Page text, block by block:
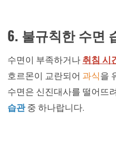
6. 불규칙한 수면
수면이 부족하거나 취침 시
호르몬이 교란되어 과식을
수면은 신진대사를 떨어뜨
습관중 하나랍니다.